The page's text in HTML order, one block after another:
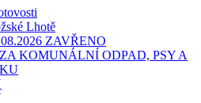
Lhotě
ZAVŘENO
KOMUNÁLNÍ ODPAD, PSY A